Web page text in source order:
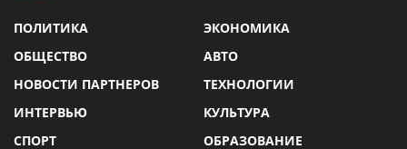
ПОЛИТИКА
ЭКОНОМИКА
ОБЩЕСТВО
АВТО
НОВОСТИ ПАРТНЕРОВ
ТЕХНОЛОГИИ
ИНТЕРВЬЮ
КУЛЬТУРА
СПОРТ
ОБРАЗОВАНИЕ